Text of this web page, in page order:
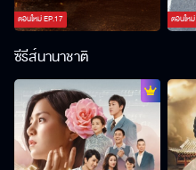
ตอนใหม่EP.17 ตอนใหม่
ซีรีส์นานาชาติ